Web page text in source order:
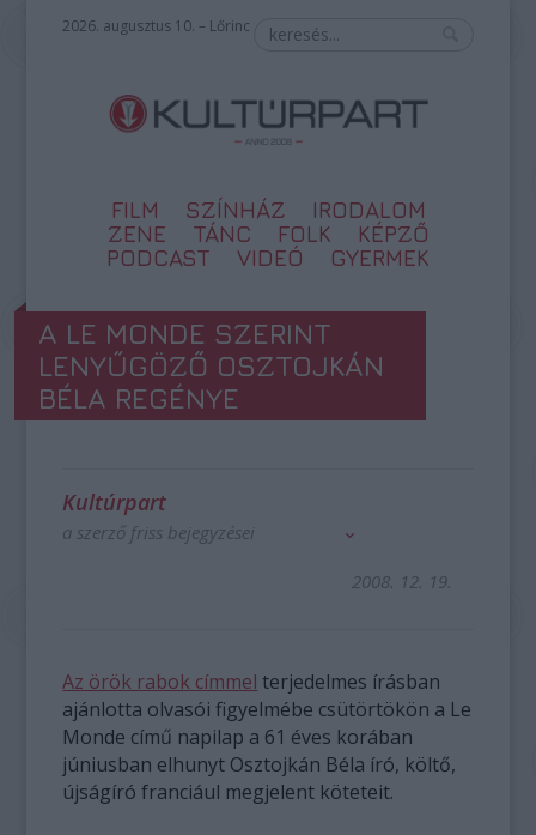
2026. augusztus 10. – Lőrinc
FILM SZÍNHÁZ
IRODALOM
ZENE
TÁNC FOLK
KÉPZŐ
PODCAST
VIDEÓ GYERMEK
A LE MONDE SZERINT
LENYŰGÖZŐ OSZTOJKÁN
BÉLA REGÉNYE
Kultúrpart
a szerző friss bejegyzései
2008. 12. 19.
Az örök rabok címmel terjedelmes írásban
ajánlotta olvasói figyelmébe csütörtökön a Le
Monde című napilap a 61 éves korában
júniusban elhunyt Osztojkán Béla író, költő,
újságíró franciául megjelent köteteit.